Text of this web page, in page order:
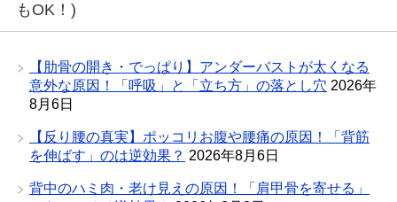
もOK！)
【肋骨の開き・でっぱり】アンダーバストが太くなる
意外な原因！「呼吸」と「立ち方」の落とし穴 2026年
8月6日
【反り腰の真実】ポッコリお腹や腰痛の原因！「背筋
を伸ばす」のは逆効果？ 2026年8月6日
背中のハミ肉・老け見えの原因！「肩甲骨を寄せる」